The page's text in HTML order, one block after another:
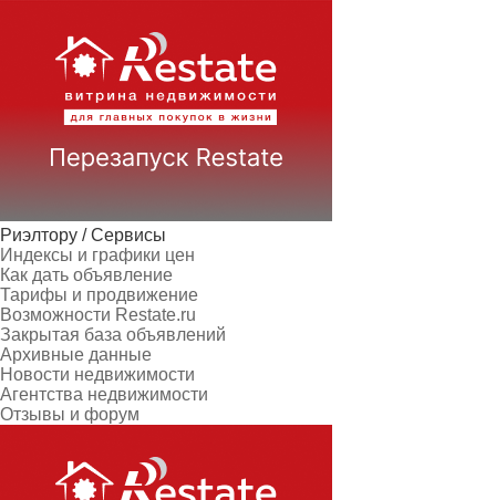
Риэлтору / Сервисы
Индексы и графики цен
Как дать объявление
Тарифы и продвижение
Возможности Restate.ru
Закрытая база объявлений
Архивные данные
Новости недвижимости
Агентства недвижимости
Отзывы и форум